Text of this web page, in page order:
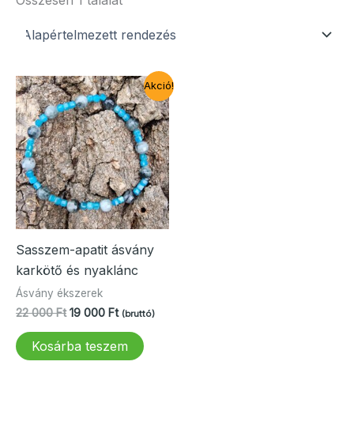
Akció!
Sasszem-apatit ásvány
karkötő és nyaklánc
Ásvány ékszerek
22 000Ft Original
was:
22
19 000 FtCurrent
19
(bruttó)
Kosárba teszem